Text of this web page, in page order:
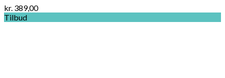
kr. 389,00
Tilbud